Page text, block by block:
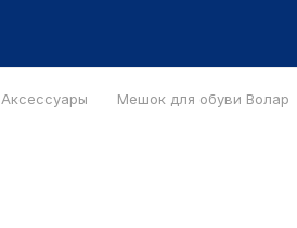
Аксессуары Мешок для обуви Волар